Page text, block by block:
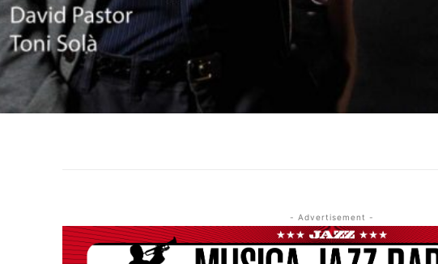
- Advertisement -